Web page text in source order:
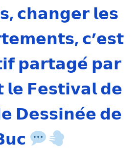
𝗰𝗵𝗮𝗻𝗴𝗲𝗿 𝗹𝗲𝘀
𝗰’𝗲𝘀𝘁
𝗽𝗮𝗿𝘁𝗮𝗴𝗲́ 𝗽𝗮𝗿
𝗙𝗲𝘀𝘁𝗶𝘃𝗮𝗹 𝗱𝗲
𝗗𝗲𝘀𝘀𝗶𝗻𝗲́𝗲 𝗱𝗲